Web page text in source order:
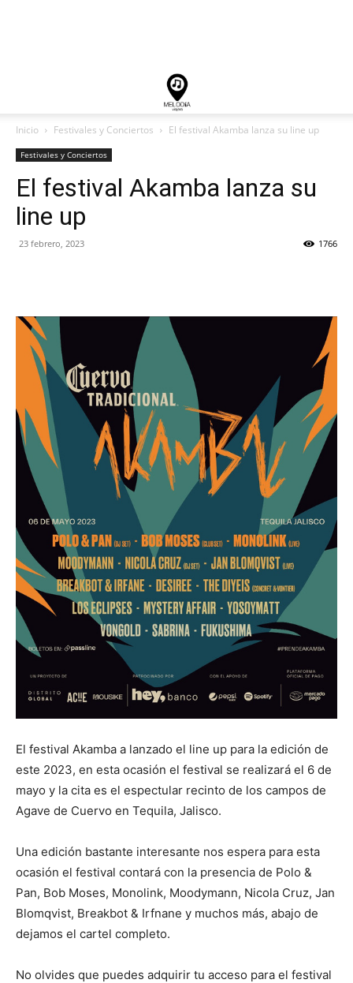
Inicio Festivales y Conciertos El festival Akamba lanza su line up
Festivales y Conciertos
El festival Akamba lanza su
line up
23 febrero, 2023 1766
El festival Akamba a lanzado el line up para la edición de
este 2023, en esta ocasión el festival se realizará el 6 de
mayo y la cita es el espectular recinto de los campos de
Agave de Cuervo en Tequila, Jalisco.
Una edición bastante interesante nos espera para esta
ocasión el festival contará con la presencia de Polo &
Pan, Bob Moses, Monolink, Moodymann, Nicola Cruz, Jan
Blomqvist, Breakbot & Irfnane y muchos más, abajo de
dejamos el cartel completo.
No olvides que puedes adquirir tu acceso para el festival